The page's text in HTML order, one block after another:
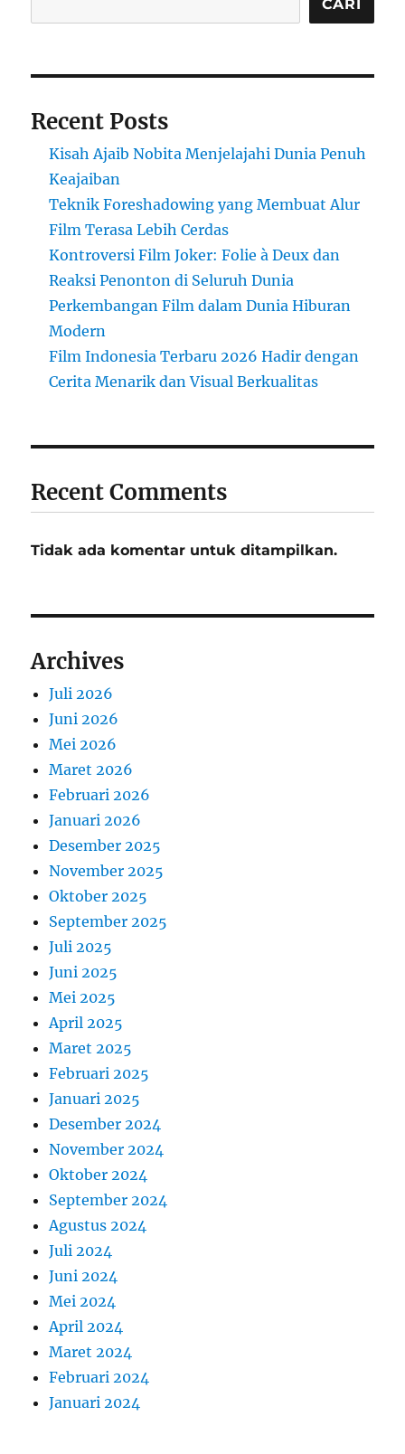
CARI
Recent Posts
Kisah Ajaib Nobita Menjelajahi Dunia Penuh
Keajaiban
Teknik Foreshadowing yang Membuat Alur
Film Terasa Lebih Cerdas
Kontroversi Film Joker: Folie à Deux dan
Reaksi Penonton di Seluruh Dunia
Perkembangan Film dalam Dunia Hiburan
Modern
Film Indonesia Terbaru 2026 Hadir dengan
Cerita Menarik dan Visual Berkualitas
Recent Comments
Tidak ada komentar untuk ditampilkan.
Archives
Juli 2026
Juni 2026
Mei 2026
Maret 2026
Februari 2026
Januari 2026
Desember 2025
November 2025
Oktober 2025
September 2025
Juli 2025
Juni 2025
Mei 2025
April 2025
Maret 2025
Februari 2025
Januari 2025
Desember 2024
November 2024
Oktober 2024
September 2024
Agustus 2024
Juli 2024
Juni 2024
Mei 2024
April 2024
Maret 2024
Februari 2024
Januari 2024